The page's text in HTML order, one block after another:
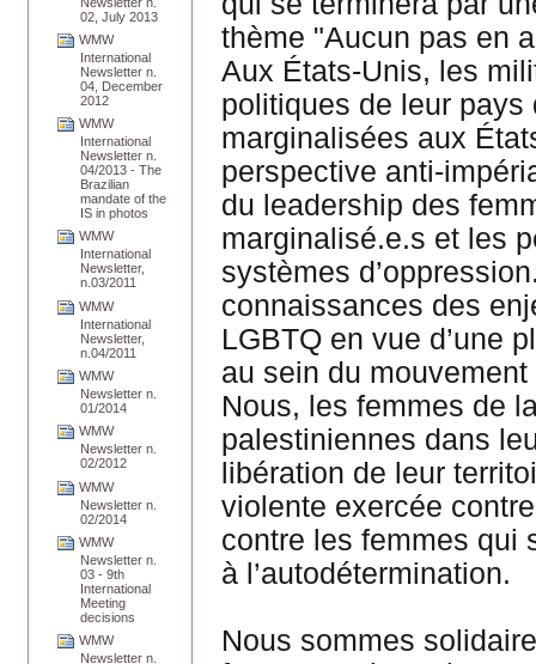
02, July 2013
WMW
International
Newsletter n.
04, December
2012
WMW
International
Newsletter n.
04/2013 - The
Brazilian
mandate of the
IS in photos
WMW
International
Newsletter,
n.03/2011
WMW
International
Newsletter,
n.04/2011
WMW
Newsletter n.
01/2014
WMW
Newsletter n.
02/2012
WMW
Newsletter n.
02/2014
WMW
Newsletter n.
03 - 9th
International
Meeting
decisions
WMW
Newsletter n.
thème "Aucun pas en
Aux États-Unis, les
politiques de leur
marginalisées aux
perspective anti-
du leadership des
marginalisé.e.s et les
systèmes
connaissances des
LGBTQ en vue d’une
au sein du
Nous, les femmes de
palestiniennes dans
libération de leur
violente exercée
contre les femmes qui
à l’autodétermination.
Nous sommes